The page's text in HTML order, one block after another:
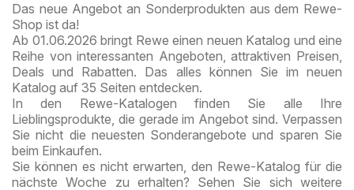
Das neue Angebot an Sonderprodukten aus dem Rewe-
Shop ist da!
Ab 01.06.2026 bringt Rewe einen neuen Katalog und eine
Reihe von interessanten Angeboten, attraktiven Preisen,
Deals und Rabatten. Das alles können Sie im neuen
Katalog auf 35 Seiten entdecken.
In den Rewe-Katalogen finden Sie alle Ihre
Lieblingsprodukte, die gerade im Angebot sind. Verpassen
Sie nicht die neuesten Sonderangebote und sparen Sie
beim Einkaufen.
Sie können es nicht erwarten, den Rewe-Katalog für die
nächste Woche zu erhalten? Sehen Sie sich weitere